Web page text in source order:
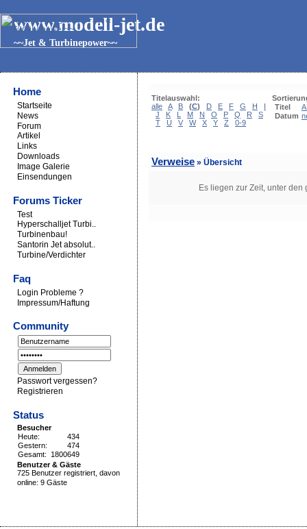
www.modell-jet.de
~~Jet & Turbinepower~~
Home
Startseite
News
Forum
Artikel
Links
Downloads
Image Galerie
Einsendungen
Forums Ticker
Test
Hyperschalljet Turbi..
Turbinenbau!
Santorin Jet absolut..
Turbine/Verdichter
Faq
Login Probleme ?
Impressum/Haftung
Community
Passwort vergessen?
Registrieren
Status
Besucher
Heute:
434
Gestern:
474
Gesamt:
1800649
Benutzer & Gäste
725 Benutzer registriert, davon
online: 9 Gäste
Titelauswahl:
alle
A B (C) D E F G H
I
J
K L M N O P Q R
S
T
U V W X Y Z 0-9
Titel
Datum
Verweise » Übersicht
Es liegen zur Zeit, unter